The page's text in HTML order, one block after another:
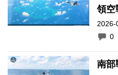
領空
2026-
0
南部